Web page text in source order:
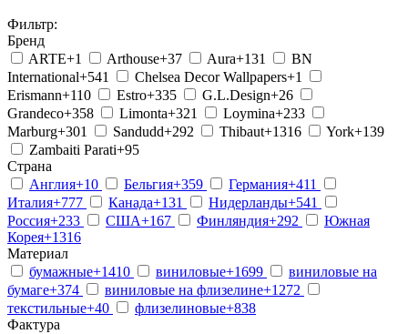
Фильтр:
Бренд
ARTE+1 Arthouse+37 Aura+131
BN
International+541 Chelsea Decor Wallpapers+1
Erismann+110 Estro+335 G.L.Design+26
Grandeco+358 Limonta+321 Loymina+233
Marburg+301 Sandudd+292 Thibaut+1316 York+139
Zambaiti Parati+95
Страна
Англия+10 Бельгия+359 Германия+411
Италия+777 Канада+131 Нидерланды+541
Россия+233 США+167 Финляндия+292
Южная
Корея+1316
Материал
бумажные+1410 виниловые+1699
виниловые на
бумаге+374 виниловые на флизелине+1272
текстильные+40 флизелиновые+838
Фактура